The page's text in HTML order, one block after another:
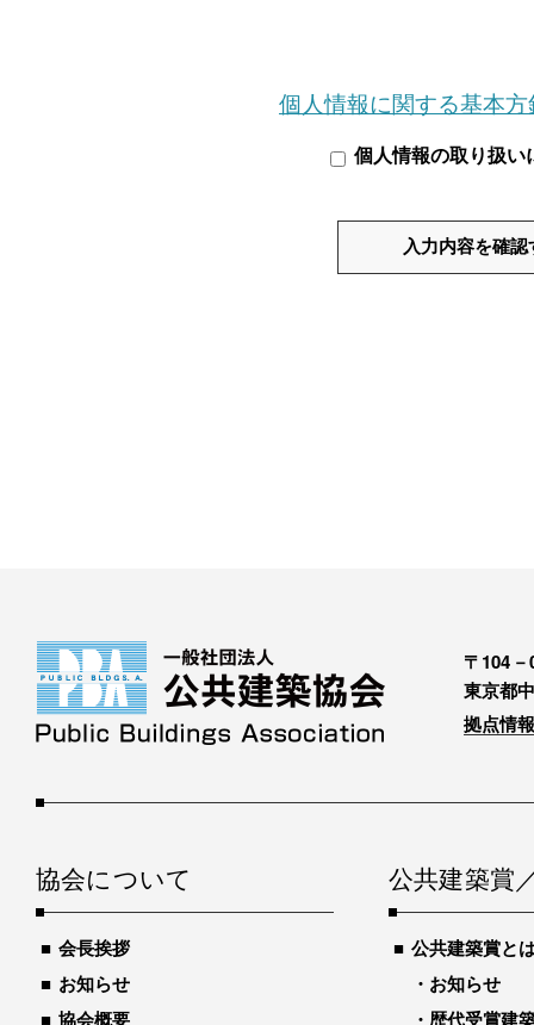
個人情報に関する基本
個人情報の取り扱い
〒104－
東京都
拠点情
協会について
会長挨拶
お知らせ
協会概要
公共建築賞
公共建築賞と
お知らせ
歴代受賞建